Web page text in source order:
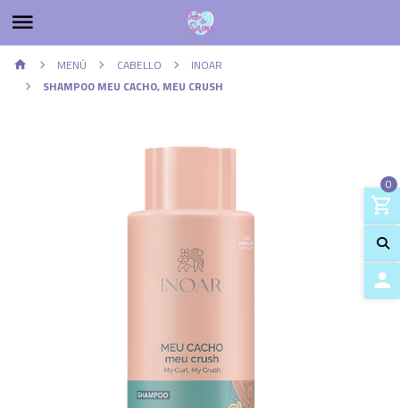
0
MENÚ CABELLO
INOAR
SHAMPOO MEU CACHO, MEU CRUSH